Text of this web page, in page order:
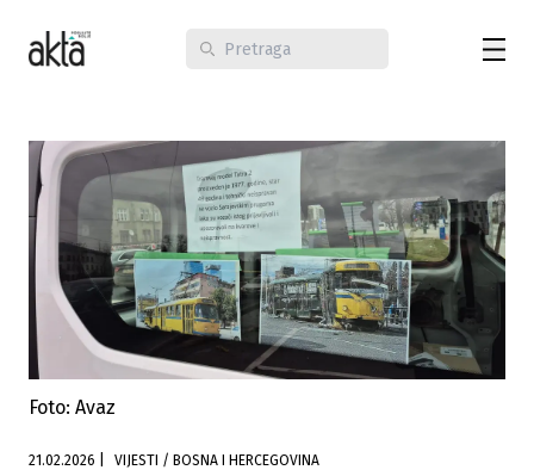
Foto: Avaz
21.02.2026 VIJESTI / BOSNA I HERCEGOVINA